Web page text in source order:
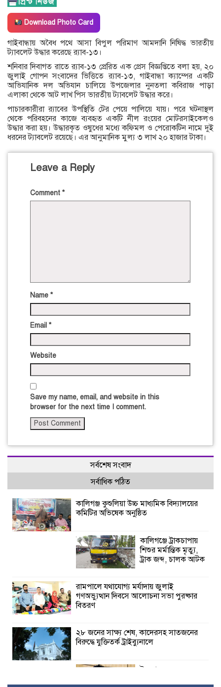
Download Photo Card
গাইবান্ধায় অবৈধ পথে আসা বিপুল পরিমাণ আমদানি নিষিদ্ধ ভারতীয়
ট্যাবলেট উদ্ধার করেছে র‌্যাব-১৩।
শনিবার দিবাগত রাতে র‌্যাব-১৩ প্রেরিত এক প্রেস বিজ্ঞপ্তিতে বলা হয়, ২০
জুলাই গোপন সংবাদের ভিত্তিতে র‌্যাব-১৩, গাইবান্ধা ক্যাম্পের একটি
আভিযানিক দল অভিযান চালিয়ে উপজেলার নুনতলা কবিরাজ পাড়া
এলাকা থেকে আট লাখ পিস ভারতীয় ট্যাবলেট উদ্ধার করে।
পাচারকারীরা র‌্যাবের উপস্থিতি টের পেয়ে পালিয়ে যায়। পরে ঘটনাস্থল
থেকে পরিবহনের কাজে ব্যবহৃত একটি নীল রংয়ের মোটরসাইকেলও
উদ্ধার করা হয়। উদ্ধারকৃত ওষুধের মধ্যে কফিমল ও পেরোকটিন নামে দুই
ধরনের ট্যাবলেট রয়েছে। এর আনুমানিক মুল্য ৩ লাখ ২০ হাজার টাকা।
Leave a Reply
Comment *
Name *
Email *
Website
Save my name, email, and website in this
browser for the next time I comment.
সর্বশেষ সংবাদ
সর্বাধিক পঠিত
কালিগঞ্জ কুশুলিয়া উচ্চ মাধ্যমিক বিদ্যালয়ের
কমিটির অভিষেক অনুষ্ঠিত
কালিগঞ্জে ট্রাকচাপায়
শিশুর মর্মান্তিক মৃত্যু,
ট্রাক জব্দ, চালক আটক
রামপালে যথাযোগ্য মর্যাদায় জুলাই
গণঅভ্যুত্থান দিবসে আলোচনা সভা পুরষ্কার
বিতরণ
২৮ জনের সাক্ষ্য শেষ, কাদেরসহ সাতজনের
বিরুদ্ধে যুক্তিতর্ক ট্রাইব্যুনালে
ইসলামের সবচেয়ে